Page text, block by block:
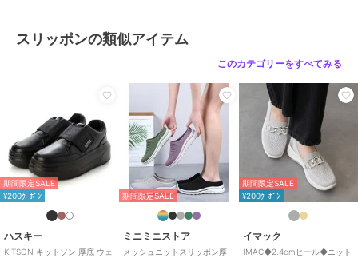
スリッポンの類似アイテム
このカテゴリーをすべてみる
期間限定SALE
¥200ｸｰﾎﾟﾝ
ハスキー
KITSON キットソン 厚底 ウェ
期間限定SALE
ミニミニストア
メッシュニットスリッポン厚
期間限定SALE
¥200ｸｰﾎﾟﾝ
イマック
IMAC◆2.4cmヒール◆ニット